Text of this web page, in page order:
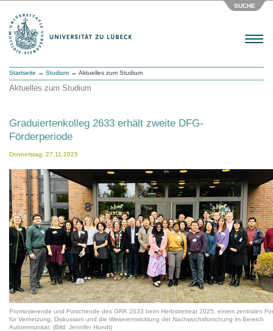
SUCHE
Menu
Startseite → Studium → Aktuelles zum Studium
Aktuelles zum Studium
Graduiertenkolleg 2633 erhält zweite DFG-
Förderperiode
Donnerstag, 27.11.2025
Promovierende und Forschende des GRK 2633 beim Herbstretreat 2025, einem zentralen
für Vernetzung, Diskussion und die Weiterentwicklung der Nachwuchsforschung im Bereich
Autoimmunität. (Bild: Jennifer Hundt)